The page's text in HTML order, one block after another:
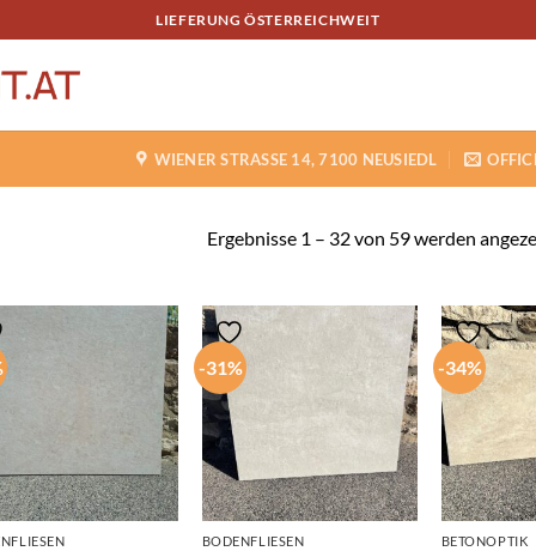
LIEFERUNG ÖSTERREICHWEIT
WIENER STRASSE 14, 7100 NEUSIEDL
Ergebnisse 1 – 32 von 59 werden
-31%
BODENFLIESEN
-34%
BETONOPTIK